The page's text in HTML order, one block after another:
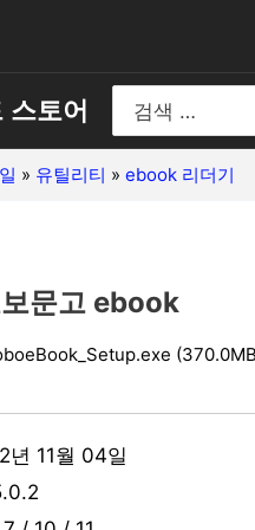
스토어
Search
for:
» 유틸리티 » ebook 리더기
문고 ebook
년 11월 04일